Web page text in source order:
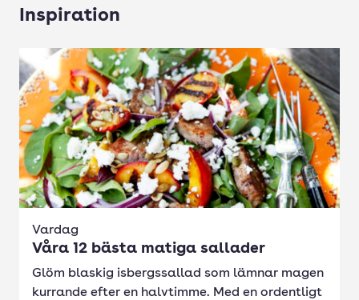
Inspiration
Vardag
Våra 12 bästa matiga sallader
Glöm blaskig isbergssallad som lämnar magen
kurrande efter en halvtimme. Med en ordentligt